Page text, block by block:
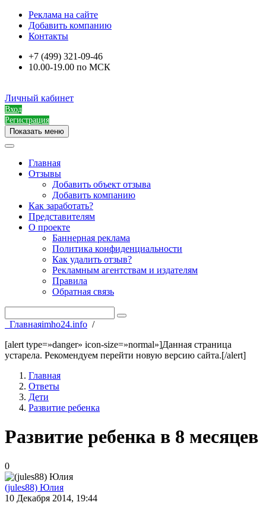
Реклама на сайте
Добавить компанию
Контакты
+7 (499) 321-09-46
10.00-19.00 по МСК
Личный кабинет
Вход
Регистрация
Показать меню
Главная
Отзывы
Добавить объект отзыва
Добавить компанию
Как заработать?
Представителям
О проекте
Баннерная реклама
Политика конфиденциальности
Как удалить отзыв?
Рекламным агентствам и издателям
Правила
Обратная связь
Главнаяimho24.info /
[alert type=»danger» icon-size=»normal»]Данная страница
устарела. Рекомендуем перейти новую версию сайта.[/alert]
Главная
Ответы
Дети
Развитие ребенка
Развитие ребенка в 8 месяцев
0
(jules88) Юлия
10 Декабря 2014, 19:44